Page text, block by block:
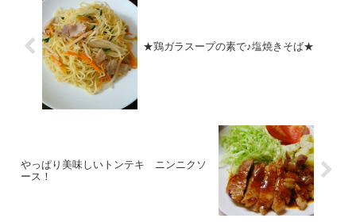
★鶏ガラスープの素で♪塩焼きそば★
やっぱり美味しいトンテキ ニンニクソ
ース！